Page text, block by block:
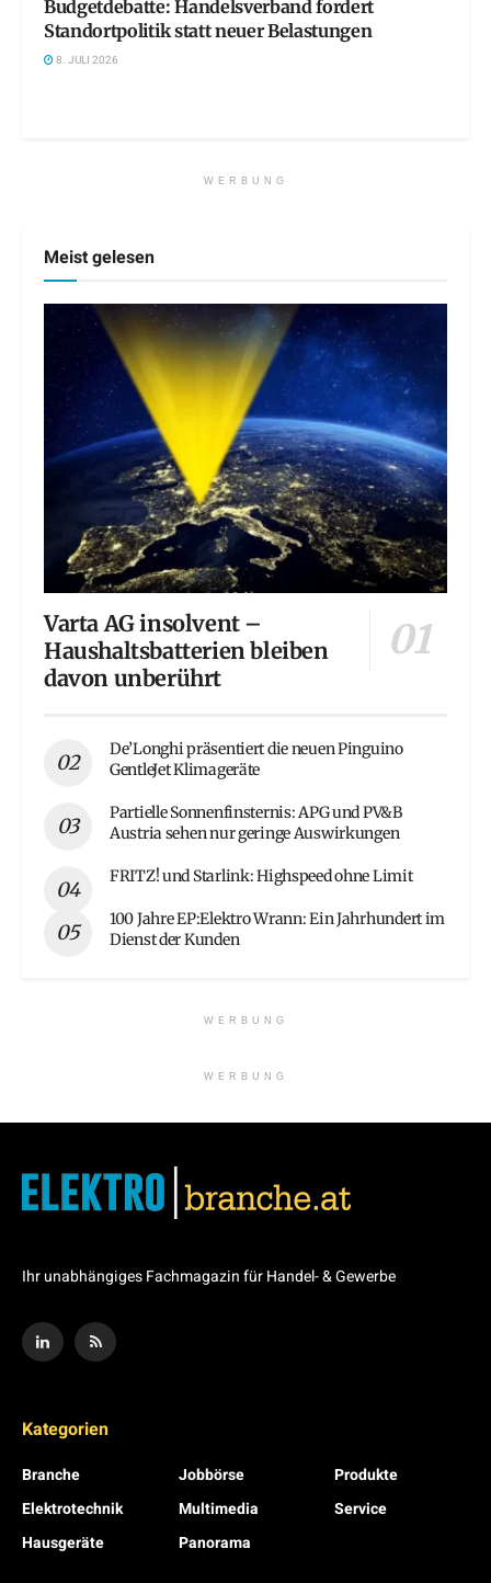
Budgetdebatte: Handelsverband fordert
Standortpolitik statt neuer Belastungen
8. JULI 2026
WERBUNG
Meist gelesen
Varta AG insolvent –
Haushaltsbatterien bleiben
davon unberührt
De’Longhi präsentiert die neuen Pinguino
GentleJet Klimageräte
Partielle Sonnenfinsternis: APG und PV&B
Austria sehen nur geringe Auswirkungen
FRITZ! und Starlink: Highspeed ohne Limit
100 Jahre EP:Elektro Wrann: Ein Jahrhundert im
Dienst der Kunden
WERBUNG
WERBUNG
Ihr unabhängiges Fachmagazin für Handel- & Gewerbe
Kategorien
Branche
Elektrotechnik
Hausgeräte
Jobbörse
Multimedia
Panorama
Produkte
Service